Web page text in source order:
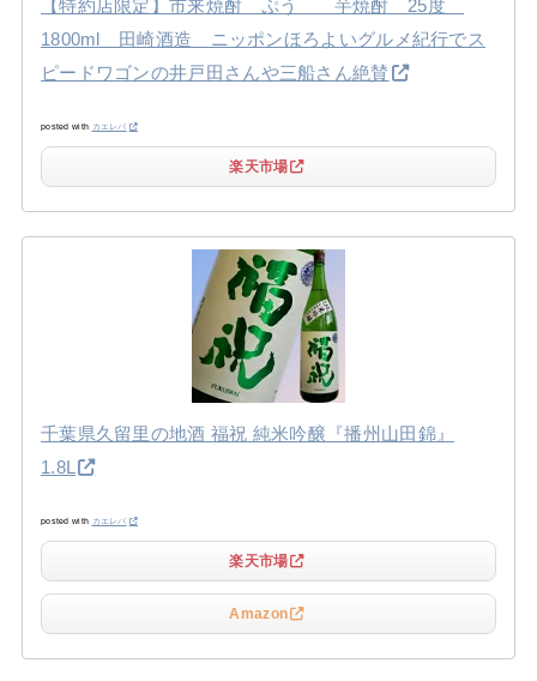
【特約店限定】市来焼酎 ぷう 芋焼酎 25度
1800ml 田崎酒造 ニッポンほろよいグルメ紀行でス
ピードワゴンの井戸田さんや三船さん絶賛
posted with カエレバ
楽天市場
千葉県久留里の地酒 福祝 純米吟醸『播州山田錦』
1.8L
posted with カエレバ
楽天市場
Amazon